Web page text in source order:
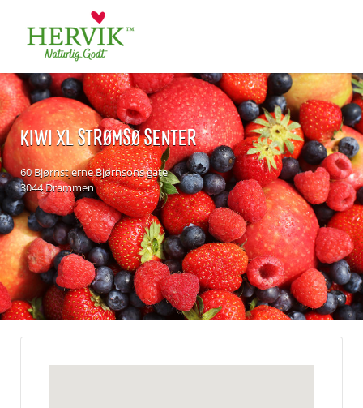
for:
KIWI XL STRØMSØ SENTER
60 Bjørnstjerne Bjørnsons gate
3044 Drammen